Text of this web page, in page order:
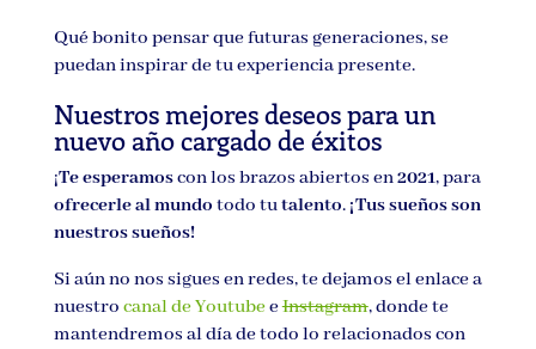
Qué bonito pensar que futuras generaciones, se
puedan inspirar de tu experiencia presente.
Nuestros mejores deseos para un
nuevo año cargado de éxitos
¡Te esperamoscon los brazos abiertos en2021, para
ofrecerle al mundo todo tutalento. ¡Tus sueños son
nuestros sueños!
Si aún no nos sigues en redes, te dejamos el enlace a
nuestro canal de YoutubeeInstagram, donde te
mantendremos al día de todo lo relacionados con